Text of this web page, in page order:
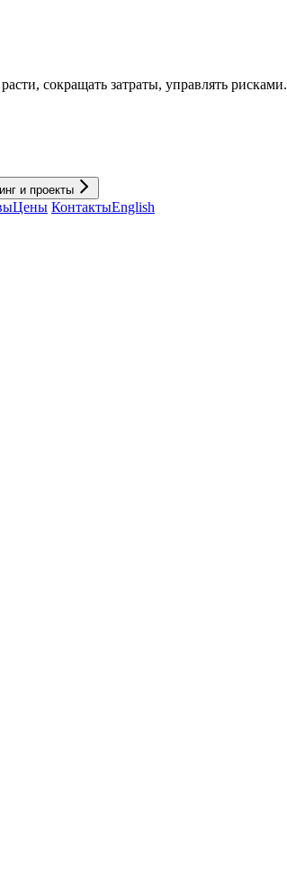
cокращать затраты, управлять рисками.
и проекты
Цены КонтактыEnglish